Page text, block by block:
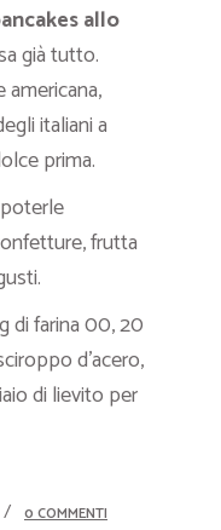
allo
già tutto.
americana,
italiani a
prima.
frutta
di farina 00, 20
d’acero,
di lievito per
0 COMMENTI